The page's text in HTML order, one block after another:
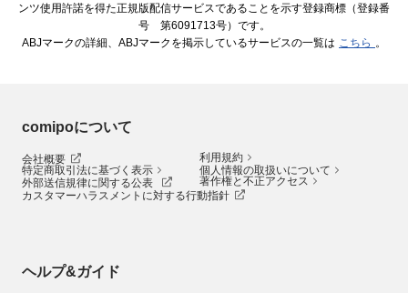
ンツ使用許諾を得た正規版配信サービスであることを示す登録商標（登録番
号 第6091713号）です。
ABJマークの詳細、ABJマークを掲示しているサービスの一覧は こちら 。
comipoについて
会社概要
利用規約
特定商取引法に基づく表示
個人情報の取扱いについて
外部送信規律に関する公表
著作権と不正アクセス
カスタマーハラスメントに対する行動指針
ヘルプ&ガイド